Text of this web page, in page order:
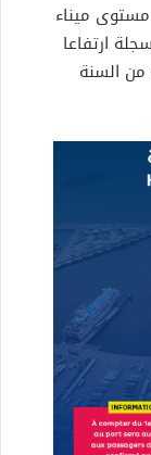
ميناء
ارتفاعا
من السنة